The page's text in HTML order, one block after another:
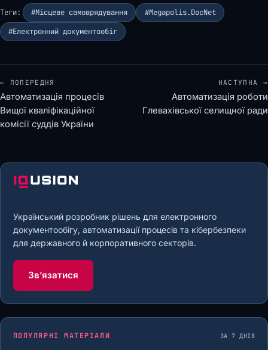
Теги: #Місцеве самоврядування
#Megapolis.DocNet
#Електронний документообіг
← ПОПЕРЕДНЯ
Автоматизація процесів
Вищої кваліфікаційної
комісії суддів України
НАСТУПНА →
Автоматизація роботи
Глевахівської селищної ради
Український розробник рішень для електронного
документообігу, автоматизації процесів та кібербезпеки
для державного й корпоративного секторів.
Звʼязатися
ПОПУЛЯРНІ МАТЕРІАЛИ ЗА 7 ДНІВ